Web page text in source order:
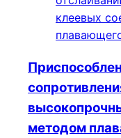
методом